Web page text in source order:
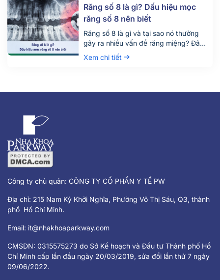
gian và chi phí. Đừng chỉ dựa vào vị trí
[…]
Răng số 8 là gì? Dấu hiệu mọc
răng số 8 nên biết
Răng số 8 là gì và tại sao nó thường
gây ra nhiều vấn đề răng miệng? Đây
là câu hỏi được rất nhiều người quan
tâm, đặc biệt là những ai đang bước
mọc cuối cùng trên cung hàm và
Xem chi tiết
Công ty chủ quản: CÔNG TY CỔ PHẦN Y TẾ PW
Địa chỉ: 215 Nam Kỳ Khởi Nghĩa, Phường Võ Thị Sáu, Q3, thành
phố Hồ Chí Minh.
Email: it@nhakhoaparkway.com
CMSDN: 0315575273 do Sở Kế hoạch và Đầu tư Thành phố Hồ
Chí Minh cấp lần đầu ngày 20/03/2019, sửa đổi lần thứ 7 ngày
09/06/2022.